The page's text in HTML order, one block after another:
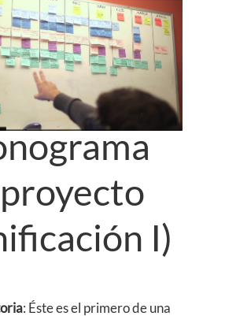
I)
: Éste es el primero de una